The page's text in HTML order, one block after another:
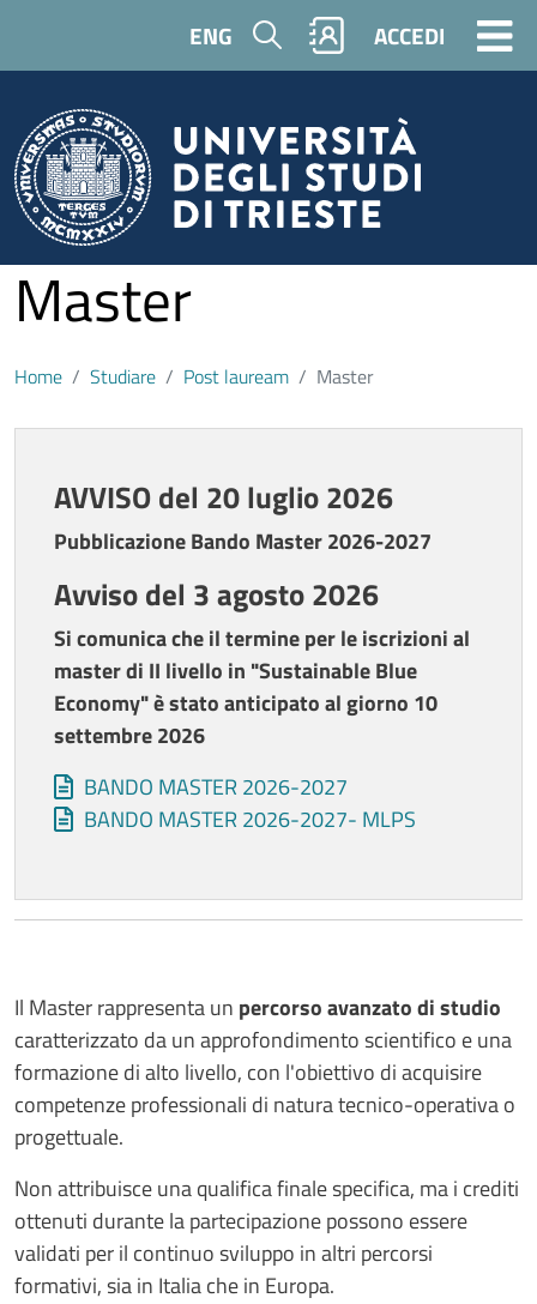
ENG Cerca ACCEDI
Master
Home Studiare Post lauream Master
AVVISO del 20 luglio 2026
Pubblicazione Bando Master 2026-2027
Avviso del 3 agosto 2026
Si comunica che il termine per le iscrizioni al
master di II livello in "Sustainable Blue
Economy" è stato anticipato al giorno 10
settembre 2026
Allegati
Document
BANDO MASTER 2026-2027
Document
BANDO MASTER 2026-2027- MLPS
Il Master rappresenta un percorso avanzato di studio
caratterizzato da un approfondimento scientifico e una
formazione di alto livello, con l'obiettivo di acquisire
competenze professionali di natura tecnico-operativa o
progettuale.
Non attribuisce una qualifica finale specifica, ma i crediti
ottenuti durante la partecipazione possono essere
validati per il continuo sviluppo in altri percorsi
formativi, sia in Italia che in Europa.